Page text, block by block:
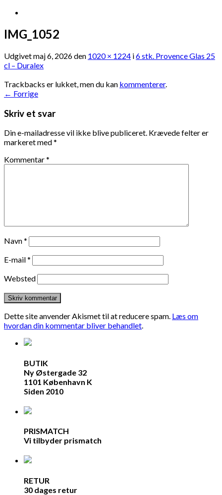
IMG_1052
Udgivetmaj 6, 2026den 1020 × 1224 i6 stk. Provence Glas 25
cl – Duralex
Trackbacks er lukket, men du kan kommenterer.
← Forrige
Skriv et svar
Din e-mailadresse vil ikke blive publiceret. Krævede felter er
markeret med*
Kommentar*
Navn*
E-mail*
Websted
Dette site anvender Akismet til at reducere spam. Læs om
hvordan din kommentar bliver behandlet.
BUTIK
Ny Østergade 32
1101 København K
Siden 2010
PRISMATCH
Vi tilbyder prismatch
RETUR
30 dages retur